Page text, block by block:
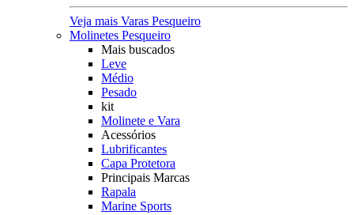
Veja mais Varas Pesqueiro
Molinetes Pesqueiro
Mais buscados
Leve
Médio
Pesado
kit
Molinete e Vara
Acessórios
Lubrificantes
Capa Protetora
Principais Marcas
Rapala
Marine Sports